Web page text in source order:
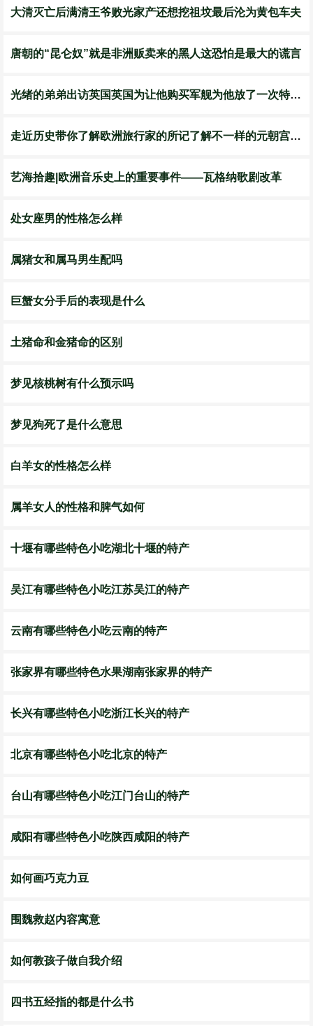
大清灭亡后满清王爷败光家产还想挖祖坟最后沦为黄包车夫
唐朝的“昆仑奴”就是非洲贩卖来的黑人这恐怕是最大的谎言
光绪的弟弟出访英国英国为让他购买军舰为他放了一次特殊的烟花
走近历史带你了解欧洲旅行家的所记了解不一样的元朝宫廷节庆
艺海拾趣|欧洲音乐史上的重要事件——瓦格纳歌剧改革
处女座男的性格怎么样
属猪女和属马男生配吗
巨蟹女分手后的表现是什么
土猪命和金猪命的区别
梦见核桃树有什么预示吗
梦见狗死了是什么意思
白羊女的性格怎么样
属羊女人的性格和脾气如何
十堰有哪些特色小吃湖北十堰的特产
吴江有哪些特色小吃江苏吴江的特产
云南有哪些特色小吃云南的特产
张家界有哪些特色水果湖南张家界的特产
长兴有哪些特色小吃浙江长兴的特产
北京有哪些特色小吃北京的特产
台山有哪些特色小吃江门台山的特产
咸阳有哪些特色小吃陕西咸阳的特产
如何画巧克力豆
围魏救赵内容寓意
如何教孩子做自我介绍
四书五经指的都是什么书